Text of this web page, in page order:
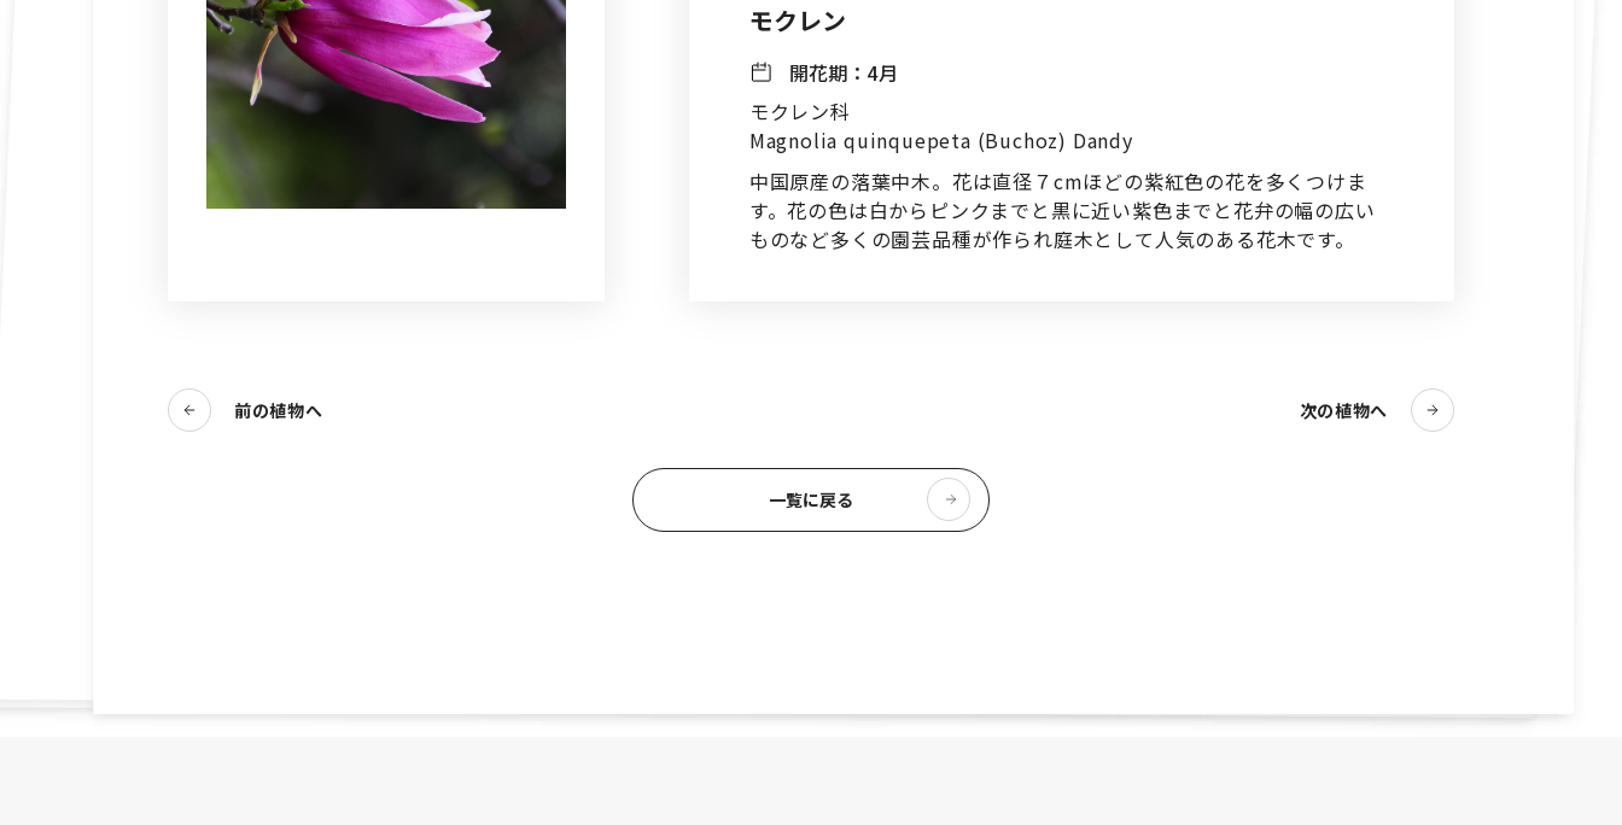
モクレン
開花期： 4月
モクレン科
Magnolia quinquepeta (Buchoz) Dandy
中国原産の落葉中木。花は直径７cmほどの紫紅色の花を多くつけま
す。花の色は白からピンクまでと黒に近い紫色までと花弁の幅の広い
ものなど多くの園芸品種が作られ庭木として人気のある花木です。
前の植物へ
一覧に戻る
次の植物へ